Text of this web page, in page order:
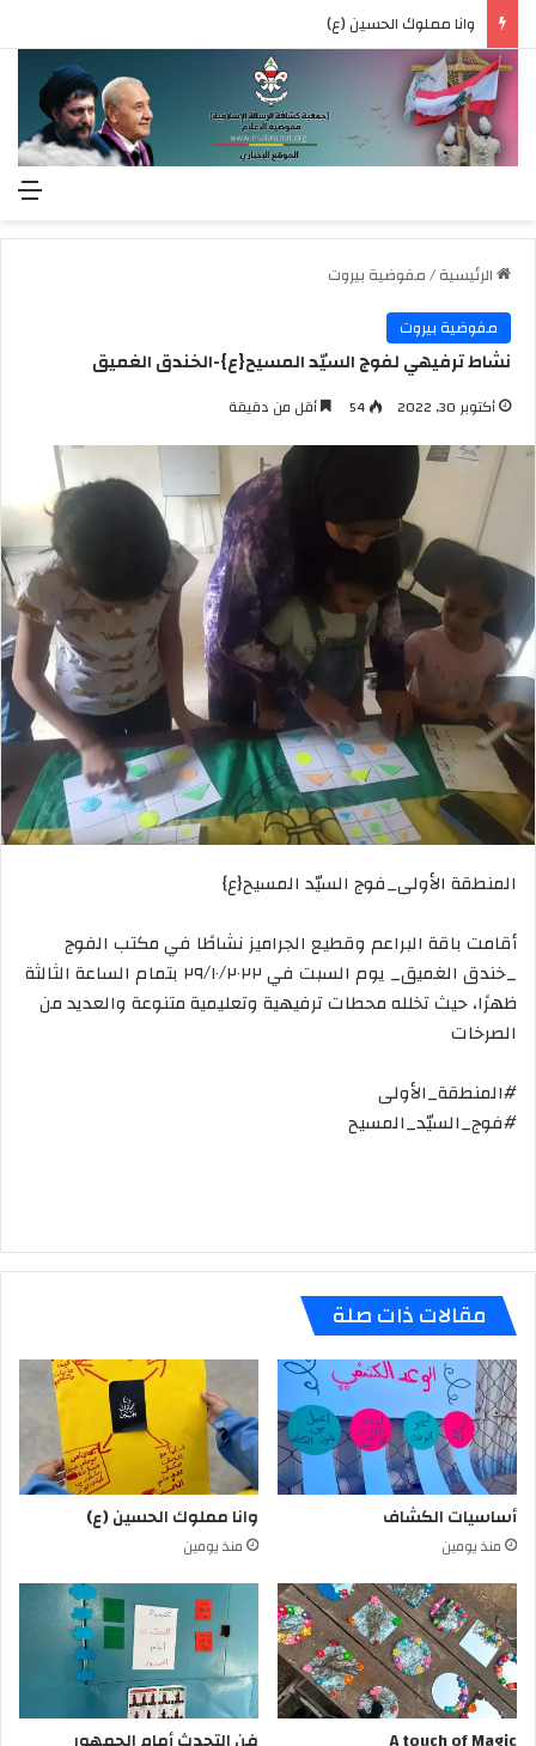
وانا مملوك الحسين (ع)
الرئيسية/مفوضية بيروت
مفوضية بيروت
نشاط ترفيهي لفوج السيّد المسيح{ع}-الخندق الغميق
أكتوبر 30, 2022 54 أقل من دقيقة
المنطقة الأولى_فوج السيّد المسيح{ع}
أقامت باقة البراعم وقطيع الجراميز نشاطًا في مكتب الفوج
_خندق الغميق_ يوم السبت في ٢٩/١٠/٢٠٢٢ بتمام الساعة الثالثة
ظهرًا، حيث تخلله محطات ترفيهية وتعليمية متنوعة والعديد من
الصرخات
#المنطقة_الأولى
#فوج_السيّد_المسيح
مقالات ذات صلة
أساسيات الكشاف
منذ يومين
وانا مملوك الحسين (ع)
منذ يومين